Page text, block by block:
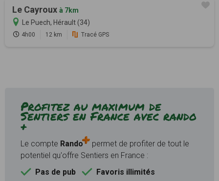
Le Cayroux à 7km
Le Puech, Hérault (34)
4h00 12 km Tracé GPS
Profitez au maximum de
Sentiers en France avec rando
+
Le compte Rando
permet de profiter de tout le
potentiel qu'offre Sentiers en France :
Pas de pub
Favoris illimités